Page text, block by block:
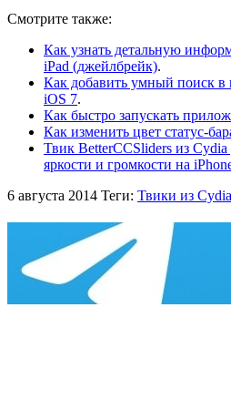
Смотрите также:
Как узнать детальную
iPad (джейлбрейк).
Как добавить умный поиск в
iOS 7.
Как быстро запускать
Как изменить цвет статус-
Твик BetterCCSliders из
яркости и громкости на
6 августа 2014 Теги: Твики из Cydia